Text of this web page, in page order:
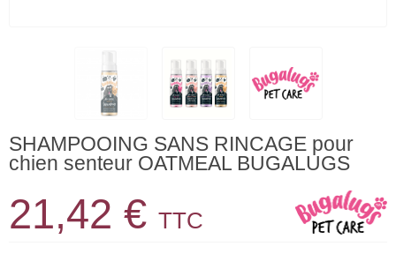
SHAMPOOING SANS RINCAGE pour
chien senteur OATMEAL BUGALUGS
21,42 € TTC